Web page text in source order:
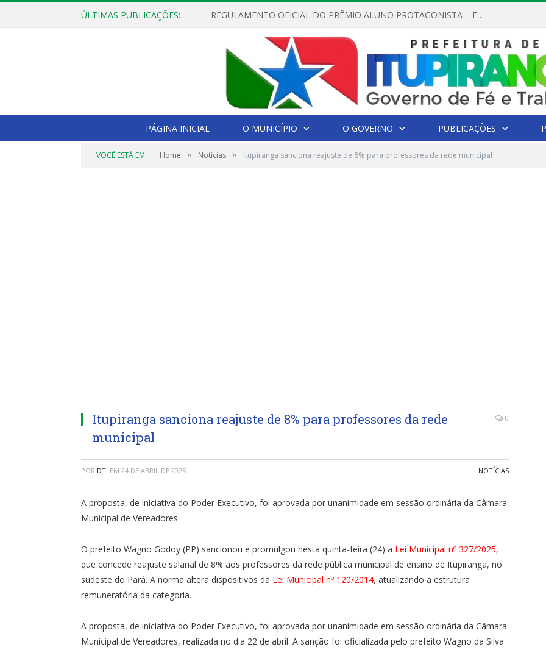
ÚLTIMAS PUBLICAÇÕES: REGULAMENTO OFICIAL DO PRÊMIO ALUNO PROTAGONISTA – EDIÇÃO 2026
PÁGINA INICIAL O MUNICÍPIO O GOVERNO PUBLICAÇÕES
VOCÊ ESTÁ EM: Home » Notícias » Itupiranga sanciona reajuste de 8% para professores da rede municipal
Itupiranga sanciona reajuste de 8% para professores da rede
municipal
0
POR DTI EM 24 DE ABRIL DE 2025 NOTÍCIAS
A proposta, de iniciativa do Poder Executivo, foi aprovada por unanimidade em sessão ordinária da Câmara
Municipal de Vereadores
O prefeito Wagno Godoy (PP) sancionou e promulgou nesta quinta-feira (24) a Lei Municipal nº 327/2025,
que concede reajuste salarial de 8% aos professores da rede pública municipal de ensino de Itupiranga, no
sudeste do Pará. A norma altera dispositivos da Lei Municipal nº 120/2014, atualizando a estrutura
remuneratória da categoria.
A proposta, de iniciativa do Poder Executivo, foi aprovada por unanimidade em sessão ordinária da Câmara
Municipal de Vereadores, realizada no dia 22 de abril. A sanção foi oficializada pelo prefeito Wagno da Silva